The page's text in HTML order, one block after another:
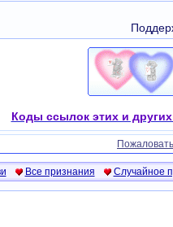
Коды ссылок этих и
Все признания Случайное